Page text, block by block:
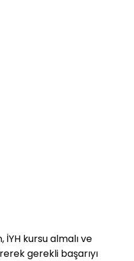
kursu almalı ve
gerekli başarıyı